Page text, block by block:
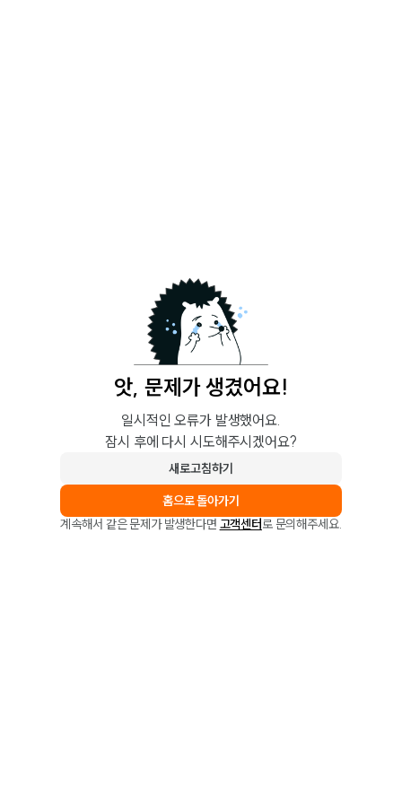
앗, 문제가 생겼어요!
일시적인 오류가 발생했어요.
잠시 후에 다시 시도해주시겠어요?
새로고침하기
홈으로 돌아가기
계속해서 같은 문제가 발생한다면 고객센터로 문의해주세요.